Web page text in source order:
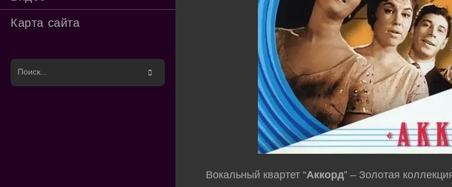
Карта сайта
Вокальный квартет “Аккорд” – Золотая